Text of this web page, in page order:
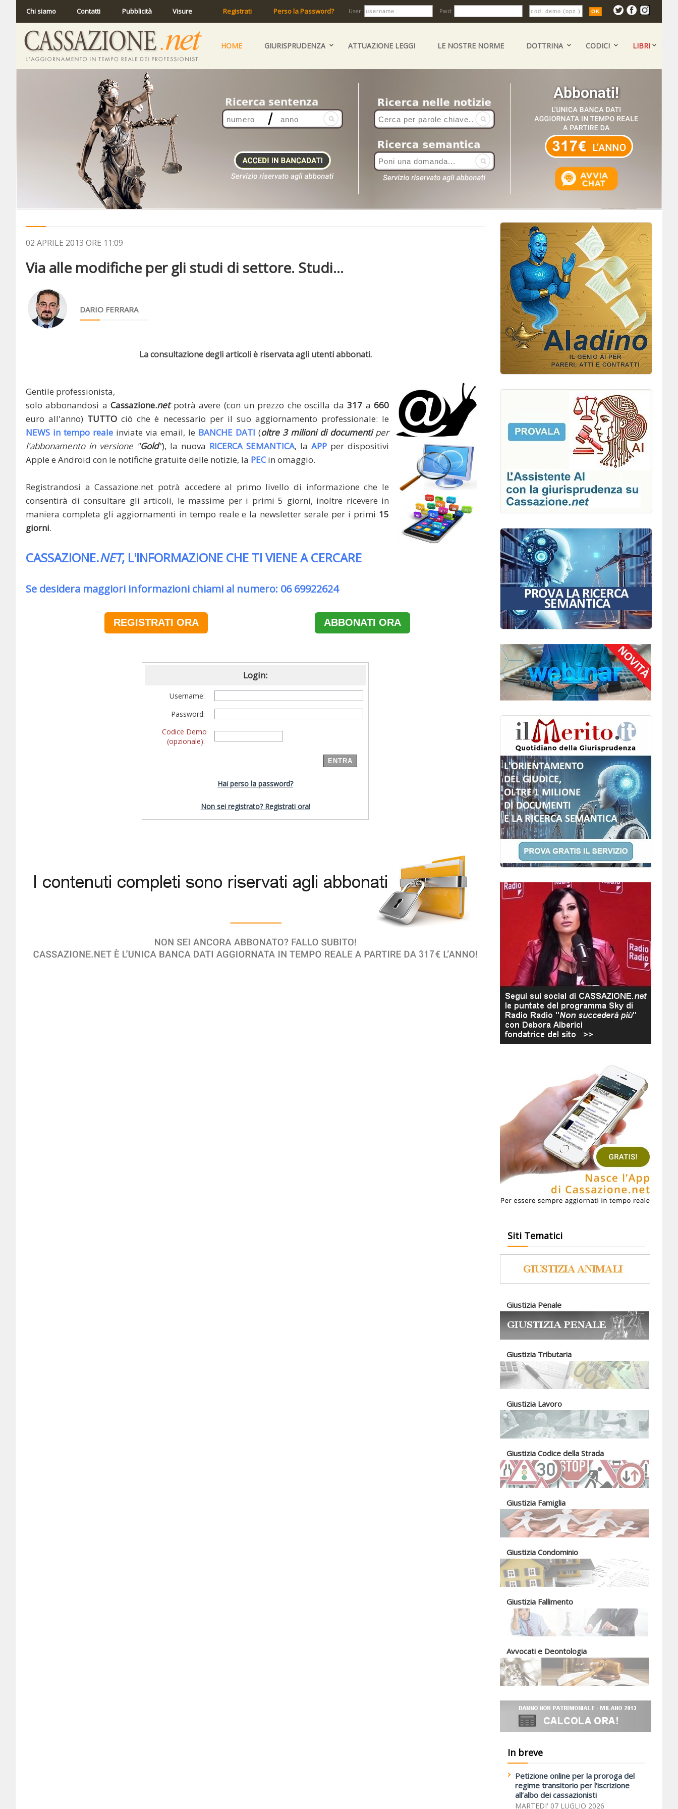
Chi siamo Contatti Pubblicità Visure Registrati Perso la Password? User: Pwd:
HOME GIURISPRUDENZA ATTUAZIONE LEGGI LE NOSTRE NORME DOTTRINA CODICI LIBRI
02 APRILE 2013 ORE 11:09
Via alle modifiche per gli studi di settore. Studi...
DARIO FERRARA
La consultazione degli articoli è riservata agli utenti abbonati.
Gentile professionista,
solo abbonandosi aCassazione.netpotrà avere (con un prezzo che oscilla da317 a660
euro all'anno) TUTTO ciò che è necessario per il suo aggiornamento professionale: le
NEWS in tempo reale inviate via email, le BANCHE DATI (oltre 3 milioni di documentiper
l'abbonamento in versione "Gold"), la nuova RICERCA SEMANTICA, la APP per dispositivi
Apple e Android con le notifiche gratuite delle notizie, la PECin omaggio.
Registrandosi a Cassazione.net potrà accedere al primo livello di informazione che le
consentirà di consultare gli articoli, le massime per i primi 5 giorni, inoltre ricevere in
maniera completa gli aggiornamenti in tempo reale e la newsletter serale per i primi 15
giorni.
CASSAZIONE.NET, L'INFORMAZIONE CHE TI VIENE A CERCARE
Se desidera maggiori informazioni chiami al numero: 06 69922624
REGISTRATI ORA ABBONATI ORA
Login:
Username:
Password:
Codice Demo
(opzionale):
Hai perso la password?
Non sei registrato? Registrati ora!
Siti Tematici
Giustizia Penale
Giustizia Tributaria
Giustizia Lavoro
Giustizia Codice della Strada
Giustizia Famiglia
Giustizia Condominio
Giustizia Fallimento
Avvocati e Deontologia
In breve
Petizione online per la proroga del
regime transitorio per l’iscrizione
all’albo dei cassazionisti
MARTEDI' 07 LUGLIO 2026